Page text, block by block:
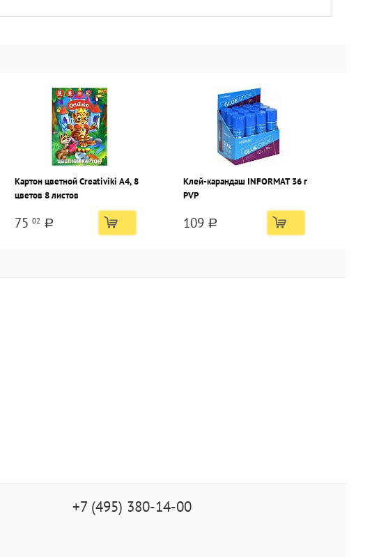
Картон цветной Creativiki А4, 8
цветов 8 листов
75 02 a
Клей-карандаш INFORMAT 36 г
PVP
109 a
+7 (495) 380-14-00